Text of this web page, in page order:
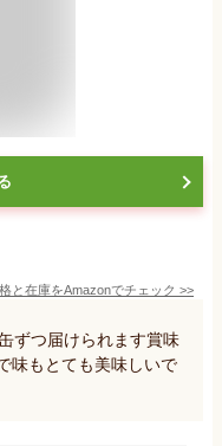
と在庫をAmazonでチェック >>
ずつ届けられます賞味
味もとても美味しいで